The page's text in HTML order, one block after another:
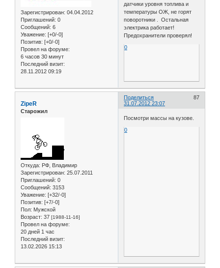
Зарегистрирован: 04.04.2012
Приглашений: 0
Сообщений: 6
Уважение: [+0/-0]
Позитив: [+0/-0]
Провел на форуме:
6 часов 30 минут
Последний визит:
28.11.2012 09:19
датчики уровня топлива и
температуры ОЖ, не горят
поворотники . Остальная
электрика работает!
Предохранители проверял!
0
Поделиться
87
31.07.2012 23:07
ZipeR
Старожил
Откуда: РФ, Владимир
Зарегистрирован: 25.07.2011
Приглашений: 0
Сообщений: 3153
Уважение: [+32/-0]
Позитив: [+7/-0]
Пол: Мужской
Возраст: 37 [1988-11-16]
Провел на форуме:
20 дней 1 час
Последний визит:
13.02.2026 15:13
Посмотри массы на кузове.
0